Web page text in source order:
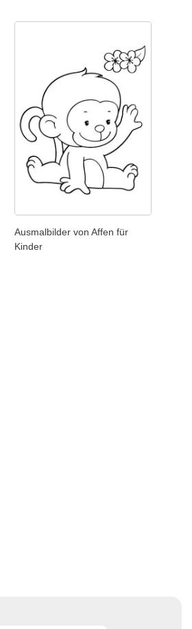
Ausmalbilder von Affen für
Kinder